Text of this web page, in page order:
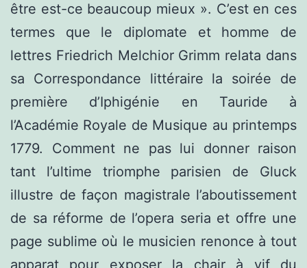
être est-ce beaucoup mieux ». C’est en ces
termes que le diplomate et homme de
lettres Friedrich Melchior Grimm relata dans
sa Correspondance littéraire la soirée de
première d’Iphigénie en Tauride à
l’Académie Royale de Musique au printemps
1779. Comment ne pas lui donner raison
tant l’ultime triomphe parisien de Gluck
illustre de façon magistrale l’aboutissement
de sa réforme de l’opera seria et offre une
page sublime où le musicien renonce à tout
apparat pour exposer la chair à vif du